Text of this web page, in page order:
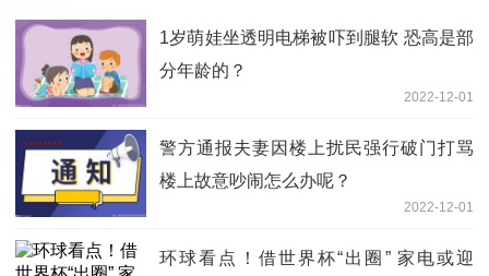
1岁萌娃坐透明电梯被吓到腿软 恐高是部
分年龄的？
2022-12-01
警方通报夫妻因楼上扰民强行破门打骂
楼上故意吵闹怎么办呢？
2022-12-01
环球看点！借世界杯“出圈” 家电或迎